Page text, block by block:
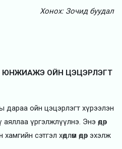
Хонох: Зочид буудал
ОЙН ЦЭЦЭРЛЭГТ
дараа ойн цэцэрлэгт хүрээлэн
үргэлжлүүлнэ. Энэ өдөр
сэтгэл хөдлөм өдөр эхэлж